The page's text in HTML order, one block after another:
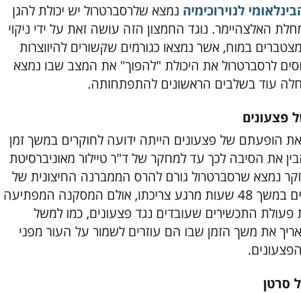
לנוירוכימיה נמצא שלרסברטרול יש יכולת להגן
האלצהיימר. נוגד החמצון הזה עושה זאת על ידי ניקוי
במוח, אשר נמצאו כגורמים שקשורים להיווצרות
לרסברטרול את היכולת "להפוך" את המצב שבו נמצא
עוד בשלבים הראשונים להתפתחותה.
הופעתם של פצעונים הייתה ידועה לחוקרים במשך זמן
את הסיבה לכך עד למחקר של ד"ר טיילור מאוניברסיטת
נמצא שרסברטרול גורם להרס הממברנה החיצונית של
החיידקים שגורמים לפצעונים במשך 48 שעות מרגע צריכתו, אולם המסקנה המפתיעה
התכשירים שעובדים נגד פצעונים, כמו למשל
את משך הזמן שבו הם עוזרים לשמור על העור מפני